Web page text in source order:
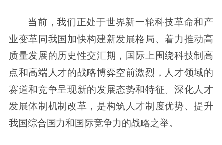
当前，我们正处于世界新一轮科技革命和产
业变革同我国加快构建新发展格局、着力推动高
质量发展的历史性交汇期，国际上围绕科技制高
点和高端人才的战略博弈空前激烈，人才领域的
赛道和竞争呈现新的发展态势和特征。深化人才
发展体制机制改革，是构筑人才制度优势、提升
我国综合国力和国际竞争力的战略之举。